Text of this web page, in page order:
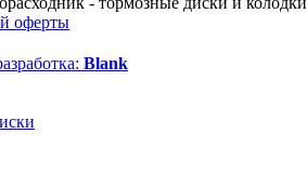
оферты
Blank